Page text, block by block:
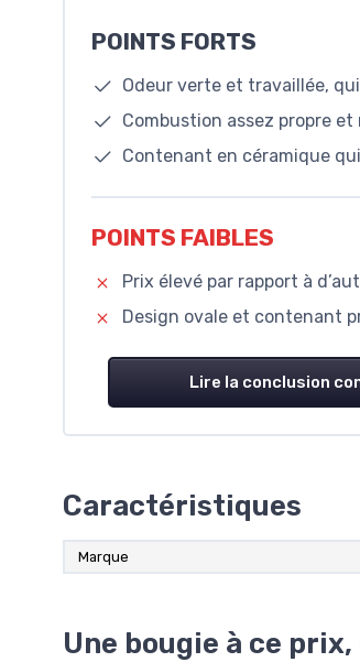
POINTS FORTS
Odeur verte et travaillée,
Combustion assez propre
Contenant en céramique
POINTS FAIBLES
Prix élevé par rapport à
Design ovale et contenant
Lire la conclusion
Caractéristiques
Marque
Une bougie à ce